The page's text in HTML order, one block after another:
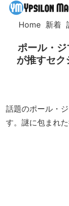
Home 新着
ポール・
が推すセク
話題のポール・
す。謎に包まれ